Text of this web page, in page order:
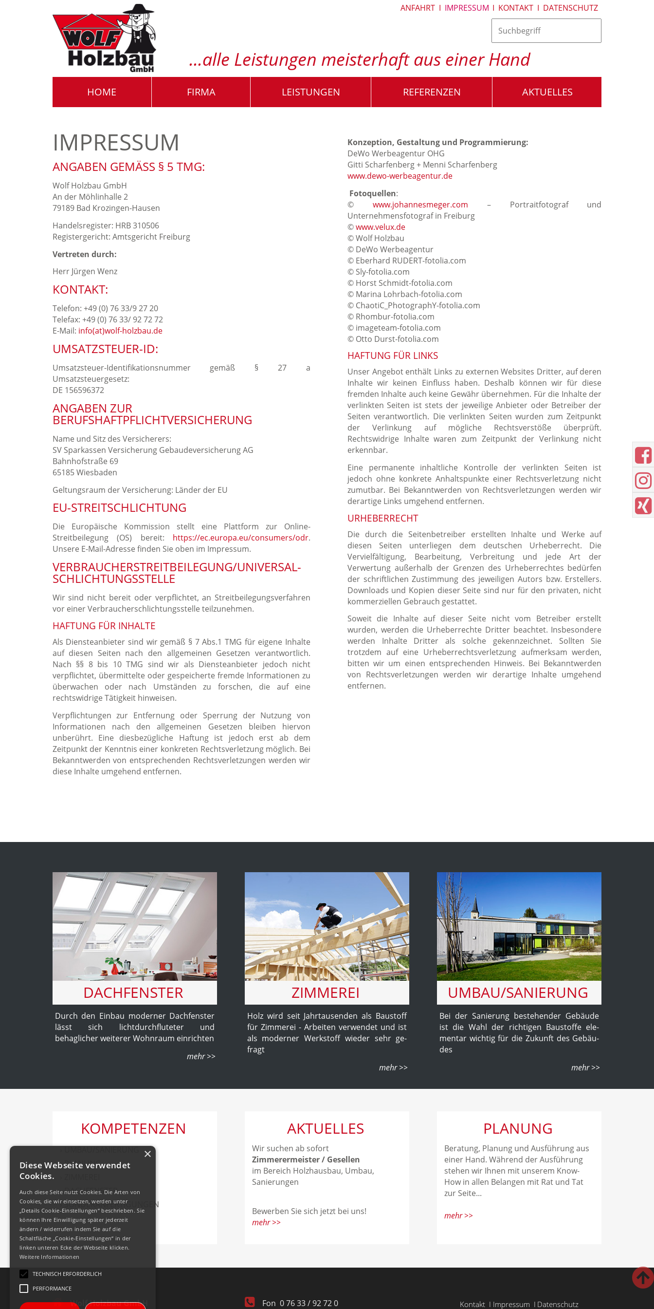
ANFAHRT I IMPRESSUM I KONTAKT I DATENSCHUTZ
...alle Leistungen meisterhaft aus einer Hand
HOME FIRMA LEISTUNGEN REFERENZEN AKTUELLES
IMPRESSUM
ANGABEN GEMÄSS § 5 TMG:
Wolf Holzbau GmbH
An der Möhlinhalle 2
79189 Bad Krozingen-Hausen
Handelsregister: HRB 310506
Registergericht: Amtsgericht Freiburg
Vertreten durch:
Herr Jürgen Wenz
KONTAKT:
Telefon: +49 (0) 76 33/9 27 20
Telefax: +49 (0) 76 33/ 92 72 72
E-Mail: info(at)wolf-holzbau.de
UMSATZSTEUER-ID:
Umsatzsteuer-Identifikationsnummer gemäß § 27 a
Umsatzsteuergesetz:
DE 156596372
ANGABEN ZUR
BERUFSHAFTPFLICHTVERSICHERUNG
Name und Sitz des Versicherers:
SV Sparkassen Versicherung Gebaudeversicherung AG
Bahnhofstraße 69
65185 Wiesbaden
Geltungsraum der Versicherung: Länder der EU
EU-STREITSCHLICHTUNG
Die Europäische Kommission stellt eine Plattform zur Online-
Streitbeilegung (OS) bereit: https://ec.europa.eu/consumers/odr.
Unsere E-Mail-Adresse finden Sie oben im Impressum.
VERBRAUCHER­STREIT­BEILEGUNG/UNIVERSAL­
SCHLICHTUNGS­STELLE
Wir sind nicht bereit oder verpflichtet, an Streitbeilegungsverfahren
vor einer Verbraucherschlichtungsstelle teilzunehmen.
HAFTUNG FÜR INHALTE
Als Diensteanbieter sind wir gemäß § 7 Abs.1 TMG für eigene Inhalte
auf diesen Seiten nach den allgemeinen Gesetzen verantwortlich.
Nach §§ 8 bis 10 TMG sind wir als Diensteanbieter jedoch nicht
verpflichtet, übermittelte oder gespeicherte fremde Informationen zu
überwachen oder nach Umständen zu forschen, die auf eine
rechtswidrige Tätigkeit hinweisen.
Verpflichtungen zur Entfernung oder Sperrung der Nutzung von
Informationen nach den allgemeinen Gesetzen bleiben hiervon
unberührt. Eine diesbezügliche Haftung ist jedoch erst ab dem
Zeitpunkt der Kenntnis einer konkreten Rechtsverletzung möglich. Bei
Bekanntwerden von entsprechenden Rechtsverletzungen werden wir
diese Inhalte umgehend entfernen.
Konzeption, Gestaltung und Programmierung:
DeWo Werbeagentur OHG
Gitti Scharfenberg + Menni Scharfenberg
www.dewo-werbeagentur.de
Fotoquellen:
© www.johannesmeger.com – Portraitfotograf und
Unternehmensfotograf in Freiburg
©www.velux.de
© Wolf Holzbau
© DeWo Werbeagentur
© Eberhard RUDERT-fotolia.com
© Sly-fotolia.com
© Horst Schmidt-fotolia.com
© Marina Lohrbach-fotolia.com
© ChaotiC_PhotographY-fotolia.com
© Rhombur-fotolia.com
© imageteam-fotolia.com
© Otto Durst-fotolia.com
HAFTUNG FÜR LINKS
Unser Angebot enthält Links zu externen Websites Dritter, auf deren
Inhalte wir keinen Einfluss haben. Deshalb können wir für diese
fremden Inhalte auch keine Gewähr übernehmen. Für die Inhalte der
verlinkten Seiten ist stets der jeweilige Anbieter oder Betreiber der
Seiten verantwortlich. Die verlinkten Seiten wurden zum Zeitpunkt
der Verlinkung auf mögliche Rechtsverstöße überprüft.
Rechtswidrige Inhalte waren zum Zeitpunkt der Verlinkung nicht
erkennbar.
Eine permanente inhaltliche Kontrolle der verlinkten Seiten ist
jedoch ohne konkrete Anhaltspunkte einer Rechtsverletzung nicht
zumutbar. Bei Bekanntwerden von Rechtsverletzungen werden wir
derartige Links umgehend entfernen.
URHEBERRECHT
Die durch die Seitenbetreiber erstellten Inhalte und Werke auf
diesen Seiten unterliegen dem deutschen Urheberrecht. Die
Vervielfältigung, Bearbeitung, Verbreitung und jede Art der
Verwertung außerhalb der Grenzen des Urheberrechtes bedürfen
der schriftlichen Zustimmung des jeweiligen Autors bzw. Erstellers.
Downloads und Kopien dieser Seite sind nur für den privaten, nicht
kommerziellen Gebrauch gestattet.
Soweit die Inhalte auf dieser Seite nicht vom Betreiber erstellt
wurden, werden die Urheberrechte Dritter beachtet. Insbesondere
werden Inhalte Dritter als solche gekennzeichnet. Sollten Sie
trotzdem auf eine Urheberrechtsverletzung aufmerksam werden,
bitten wir um einen entsprechenden Hinweis. Bei Bekanntwerden
von Rechtsverletzungen werden wir derartige Inhalte umgehend
entfernen.
DACHFENSTER
Durch den Einbau moderner Dachfenster
lässt sich lichtdurchfluteter und
behaglicher weiterer Wohnraum einrichten
ZIMMEREI
Holz wird seit Jahr­tausenden als Bau­stoff
für Zim­merei - Ar­bei­ten ver­wen­det und ist
als mo­der­ner Werk­stoff wieder sehr ge­
fragt
UMBAU/SANIERUNG
Bei der Sa­nie­rung be­ste­hen­der Ge­bäu­de
ist die Wahl der rich­ti­gen Bau­stoffe ele­
men­tar wichtig für die Zu­kunft des Ge­bäu­
des
KOMPETENZEN
› UMBAU/SANIERUNG
› PLANUNG
› DACHFENSTER
› SONDERANFERTIGUNGEN
AKTUELLES
Wir suchen ab sofort
Zimmerermeister / Gesellen
im Bereich Holzhausbau, Umbau,
Sanierungen
Bewerben Sie sich jetzt bei uns!
mehr >>
PLANUNG
Beratung, Planung und Ausführung aus
einer Hand. Während der Ausführung
stehen wir Ihnen mit unserem Know-
How in allen Belangen mit Rat und Tat
zur Seite...
mehr >>
Wolf Holzbau GmbH Fon 0 76 33 / 92 72 0 Kontakt I Impressum I Datenschutz
×
Diese Webseite verwendet
Cookies.
Auch diese Seite nutzt Cookies. Die Arten von
Cookies, die wir einsetzen, werden unter
„Details Cookie-Einstellungen“ beschrieben. Sie
können Ihre Einwilligung später jederzeit
ändern / widerrufen indem Sie auf die
Schaltfläche „Cookie-Einstellungen“ in der
linken unteren Ecke der Webseite klicken.
Weitere Informationen
TECHNISCH ERFORDERLICH
PERFORMANCE